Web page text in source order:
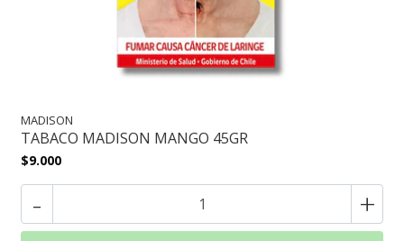
MADISON
TABACO MADISON MANGO 45GR
$9.000
- +